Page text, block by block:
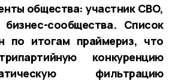
общества: участник СВО,
сообщества. Список
по итогам праймериз, что
конкуренцию
фильтрацию